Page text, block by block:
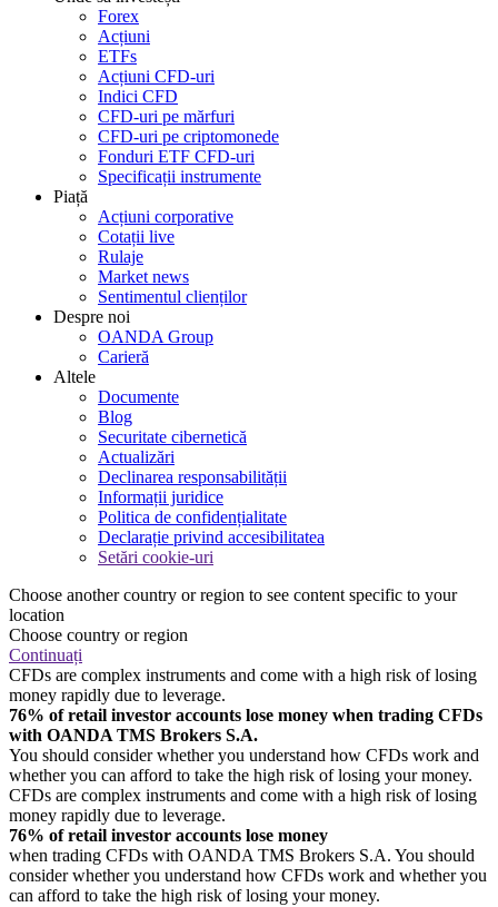
Forex
Acțiuni
ETFs
Acțiuni CFD-uri
Indici CFD
CFD-uri pe mărfuri
CFD-uri pe criptomonede
Fonduri ETF CFD-uri
Specificații instrumente
Piață
Acțiuni corporative
Cotații live
Rulaje
Market news
Sentimentul clienților
Despre noi
OANDA Group
Carieră
Altele
Documente
Blog
Securitate cibernetică
Actualizări
Declinarea responsabilității
Informații juridice
Politica de confidențialitate
Declarație privind accesibilitatea
Setări cookie-uri
Choose another country or region to see content specific to your
location
Choose country or region
Continuați
CFDs are complex instruments and come with a high risk of losing
money rapidly due to leverage.
76% of retail investor accounts lose money when trading CFDs
with OANDA TMS Brokers S.A.
You should consider whether you understand how CFDs work and
whether you can afford to take the high risk of losing your money.
CFDs are complex instruments and come with a high risk of losing
money rapidly due to leverage.
76% of retail investor accounts lose money
when trading CFDs with OANDA TMS Brokers S.A. You should
consider whether you understand how CFDs work and whether you
can afford to take the high risk of losing your money.